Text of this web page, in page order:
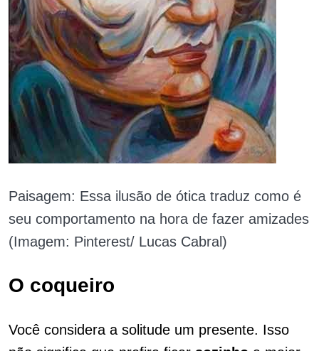
Paisagem: Essa ilusão de ótica traduz como é
seu comportamento na hora de fazer amizades
(Imagem: Pinterest/ Lucas Cabral)
O coqueiro
Você considera a solitude um presente. Isso